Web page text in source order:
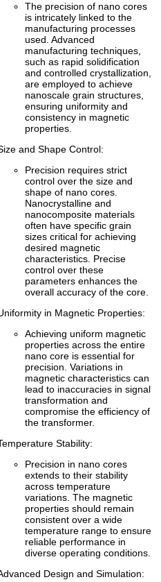
The precision of nano cores
is intricately linked to the
manufacturing processes
used. Advanced
manufacturing techniques,
such as rapid solidification
and controlled crystallization,
are employed to achieve
nanoscale grain structures,
ensuring uniformity and
consistency in magnetic
properties.
and Shape Control:
Precision requires strict
control over the size and
shape of nano cores.
Nanocrystalline and
nanocomposite materials
often have specific grain
sizes critical for achieving
desired magnetic
characteristics. Precise
control over these
parameters enhances the
overall accuracy of the core.
in Magnetic Properties:
Achieving uniform magnetic
properties across the entire
nano core is essential for
precision. Variations in
magnetic characteristics can
lead to inaccuracies in signal
transformation and
compromise the efficiency of
the transformer.
Stability:
Precision in nano cores
extends to their stability
across temperature
variations. The magnetic
properties should remain
consistent over a wide
temperature range to ensure
reliable performance in
diverse operating conditions.
Design and Simulation: